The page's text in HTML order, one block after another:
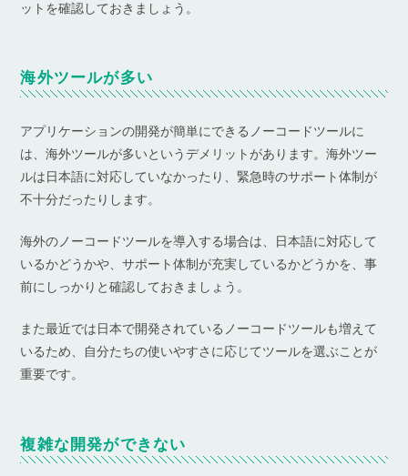
ットを確認しておきましょう。
海外ツールが多い
アプリケーションの開発が簡単にできるノーコードツールに
は、海外ツールが多いというデメリットがあります。海外ツー
ルは日本語に対応していなかったり、緊急時のサポート体制が
不十分だったりします。
海外のノーコードツールを導入する場合は、日本語に対応して
いるかどうかや、サポート体制が充実しているかどうかを、事
前にしっかりと確認しておきましょう。
また最近では日本で開発されているノーコードツールも増えて
いるため、自分たちの使いやすさに応じてツールを選ぶことが
重要です。
複雑な開発ができない